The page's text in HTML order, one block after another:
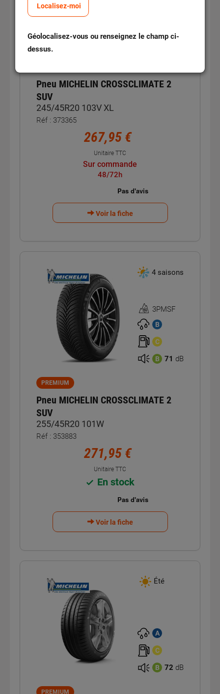
Localisez-moi
Géolocalisez-vous ou renseignez le champ ci-
dessus.
71
Pneu MICHELIN CROSSCLIMATE 2
SUV
245/45R20 103V XL
Réf : 373365
267,95 €
Unitaire TTC
Sur commande
48/72h
Voir la fiche
4 saisons
Homologation
3PMSF
3PMSF
B
C
B 71 dB
PREMIUM
Pneu MICHELIN CROSSCLIMATE 2
SUV
255/45R20 101W
Réf : 353883
271,95 €
Unitaire TTC
En stock
Voir la fiche
Été
A
C
B 72 dB
PREMIUM